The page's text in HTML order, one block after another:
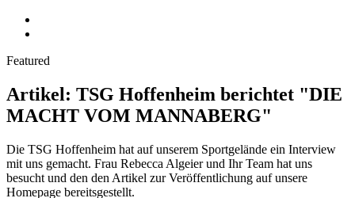
Featured
Artikel: TSG Hoffenheim berichtet "DIE
MACHT VOM MANNABERG"
Die TSG Hoffenheim hat auf unserem Sportgelände ein Interview
mit uns gemacht. Frau Rebecca Algeier und Ihr Team hat uns
besucht und den den Artikel zur Veröffentlichung auf unsere
Homepage bereitsgestellt.